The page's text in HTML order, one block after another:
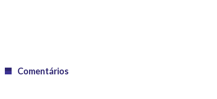
Comentários